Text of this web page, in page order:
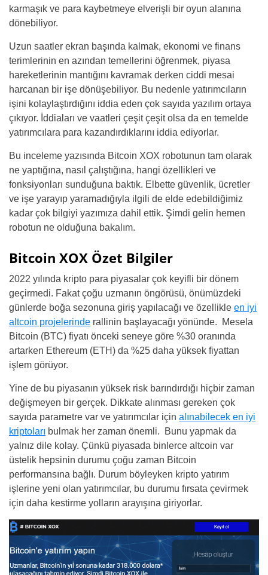
karmaşık ve para kaybetmeye elverişli bir oyun alanına
dönebiliyor.
Uzun saatler ekran başında kalmak, ekonomi ve finans
terimlerinin en azından temellerini öğrenmek, piyasa
hareketlerinin mantığını kavramak derken ciddi mesai
harcanan bir işe dönüşebiliyor. Bu nedenle yatırımcıların
işini kolaylaştırdığını iddia eden çok sayıda yazılım ortaya
çıkıyor. İddiaları ve vaatleri çeşit çeşit olsa da en temelde
yatırımcılara para kazandırdıklarını iddia ediyorlar.
Bu inceleme yazısında Bitcoin XOX robotunun tam olarak
ne yaptığına, nasıl çalıştığına, hangi özellikleri ve
fonksiyonları sunduğuna baktık. Elbette güvenlik, ücretler
ve işe yarayıp yaramadığıyla ilgili de elde edebildiğimiz
kadar çok bilgiyi yazımıza dahil ettik. Şimdi gelin hemen
robotun ne olduğuna bakalım.
Bitcoin XOX Özet Bilgiler
2022 yılında kripto para piyasalar çok keyifli bir dönem
geçirmedi. Fakat çoğu uzmanın öngörüsü, önümüzdeki
günlerde boğa sezonuna giriş yapılacağı ve özellikle en iyi
altcoin projelerinde rallinin başlayacağı yönünde. Mesela
Bitcoin (BTC) fiyatı önceki seneye göre %30 oranında
artarken Ethereum (ETH) da %25 daha yüksek fiyattan
işlem görüyor.
Yine de bu piyasanın yüksek risk barındırdığı hiçbir zaman
değişmeyen bir gerçek. Dikkate alınması gereken çok
sayıda parametre var ve yatırımcılar için alınabilecek en iyi
kriptoları bulmak her zaman önemli. Bunu yapmak da
yalnız dile kolay. Çünkü piyasada binlerce altcoin var
üstelik hepsinin durumu çoğu zaman Bitcoin
performansına bağlı. Durum böyleyken kripto yatırım
işlerine yeni olan yatırımcılar, bu durumu fırsata çevirmek
için daha kestirme yolların arayışına giriyorlar.